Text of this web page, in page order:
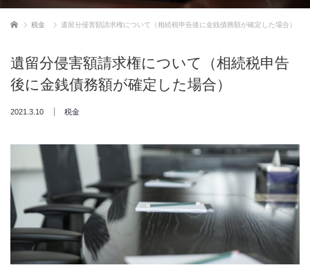
ホーム 税金 遺留分侵害額請求権について（相続税申告後に金銭債務額が確定した場合）
遺留分侵害額請求権について（相続税申告
後に金銭債務額が確定した場合）
2021.3.10 税金